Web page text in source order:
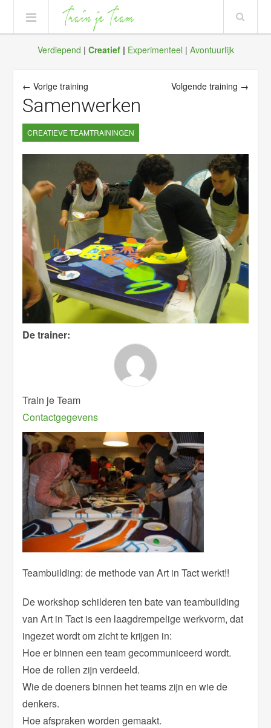
Verdiepend | Creatief| Experimenteel | Avontuurlijk
← Vorige training Volgende training →
Samenwerken
CREATIEVE TEAMTRAININGEN
De trainer:
Train je Team
Contactgegevens
Teambuilding: de methode van Art in Tact werkt!!
De workshop schilderen ten bate van teambuilding
van Art in Tact is een laagdrempelige werkvorm, dat
ingezet wordt om zicht te krijgen in:
Hoe er binnen een team gecommuniceerd wordt.
Hoe de rollen zijn verdeeld.
Wie de doeners binnen het teams zijn en wie de
denkers.
Hoe afspraken worden gemaakt.